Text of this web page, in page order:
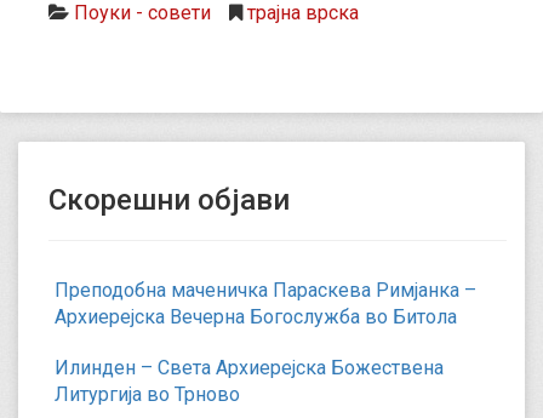
Поуки - совети трајна врска
Скорешни објави
Преподобна маченичка Параскева Римјанка –
Архиерејска Вечерна Богослужба во Битола
Илинден – Света Архиерејска Божествена
Литургија во Трново